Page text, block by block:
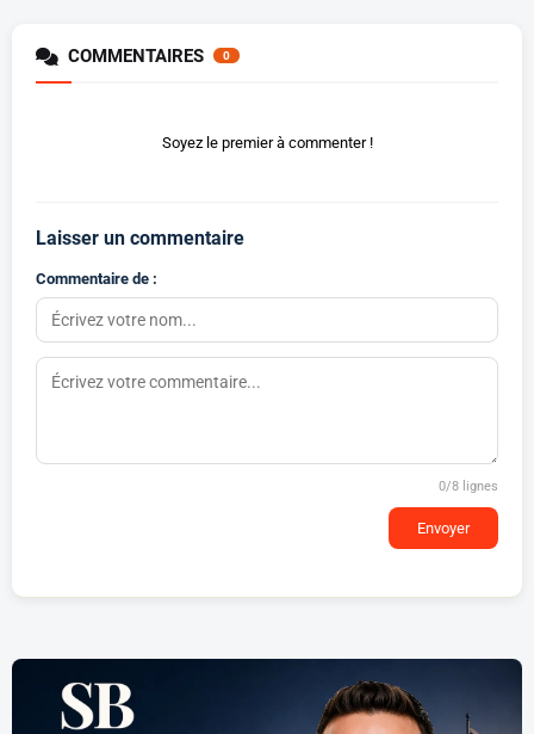
COMMENTAIRES 0
Soyez le premier à commenter !
Laisser un commentaire
Commentaire de :
0/8 lignes
Envoyer